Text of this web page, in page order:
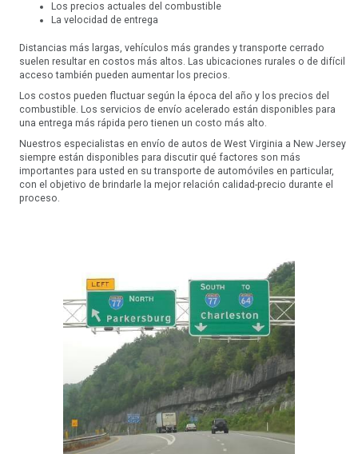
Los precios actuales del combustible
La velocidad de entrega
Distancias más largas, vehículos más grandes y transporte cerrado
suelen resultar en costos más altos. Las ubicaciones rurales o de difícil
acceso también pueden aumentar los precios.
Los costos pueden fluctuar según la época del año y los precios del
combustible. Los servicios de envío acelerado están disponibles para
una entrega más rápida pero tienen un costo más alto.
Nuestros especialistas en envío de autos de West Virginia a New Jersey
siempre están disponibles para discutir qué factores son más
importantes para usted en su transporte de automóviles en particular,
con el objetivo de brindarle la mejor relación calidad-precio durante el
proceso.